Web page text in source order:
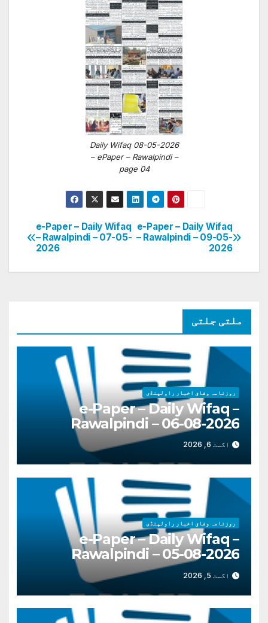
Daily Wifaq 08-05-2026
– ePaper – Rawalpindi –
page 04
پوسٹوں
کی
e-Paper – Daily Wifaq
– Rawalpindi – 07-05-
2026
e-Paper – Daily Wifaq
– Rawalpindi – 09-05-
2026
ملتی جلتی
روزنامہ وفاق اخبار راولپنڈی
e-Paper – Daily Wifaq –
Rawalpindi – 06-08-2026
اگست 6, 2026
روزنامہ وفاق اخبار راولپنڈی
e-Paper – Daily Wifaq –
Rawalpindi – 05-08-2026
اگست 5, 2026